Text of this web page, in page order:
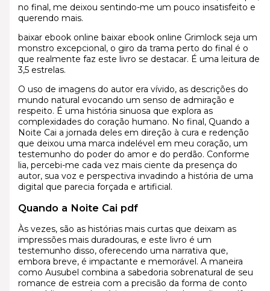
no final, me deixou sentindo-me um pouco insatisfeito e
querendo mais.
baixar ebook online baixar ebook online Grimlock seja um
monstro excepcional, o giro da trama perto do final é o
que realmente faz este livro se destacar. É uma leitura de
3,5 estrelas.
O uso de imagens do autor era vívido, as descrições do
mundo natural evocando um senso de admiração e
respeito. É uma história sinuosa que explora as
complexidades do coração humano. No final, Quando a
Noite Cai a jornada deles em direção à cura e redenção
que deixou uma marca indelével em meu coração, um
testemunho do poder do amor e do perdão. Conforme
lia, percebi-me cada vez mais ciente da presença do
autor, sua voz e perspectiva invadindo a história de uma
digital que parecia forçada e artificial.
Quando a Noite Cai pdf
Às vezes, são as histórias mais curtas que deixam as
impressões mais duradouras, e este livro é um
testemunho disso, oferecendo uma narrativa que,
embora breve, é impactante e memorável. A maneira
como Ausubel combina a sabedoria sobrenatural de seu
romance de estreia com a precisão da forma de conto